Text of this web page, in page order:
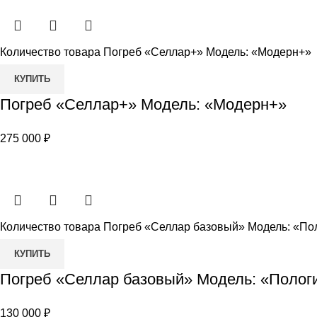
Количество товара Погреб «Селлар+» Модель: «Модерн+»
КУПИТЬ
Погреб «Селлар+» Модель: «Модерн+»
275 000 ₽
Количество товара Погреб «Селлар базовый» Модель:
КУПИТЬ
Погреб «Селлар базовый» Модель:
130 000 ₽